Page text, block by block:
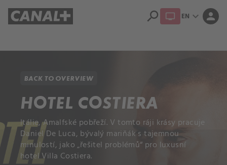
search EN expand_more person
BACK TO OVERVIEW
HOTEL COSTIERA
Itálie, Amalfské pobřeží. V tomto ráji krásy pracuje
Daniel De Luca, bývalý mariňák s tajemnou
minulostí, jako „řešitel problémů“ pro luxusní
hotel Villa Costiera.